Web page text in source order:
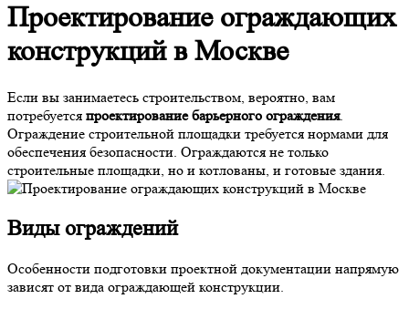
Проектирование ограждающих
конструкций в Москве
Если вы занимаетесь строительством, вероятно, вам
потребуется проектирование барьерного ограждения.
Ограждение строительной площадки требуется нормами для
обеспечения безопасности. Ограждаются не только
строительные площадки, но и котлованы, и готовые здания.
Виды ограждений
Особенности подготовки проектной документации напрямую
зависят от вида ограждающей конструкции.